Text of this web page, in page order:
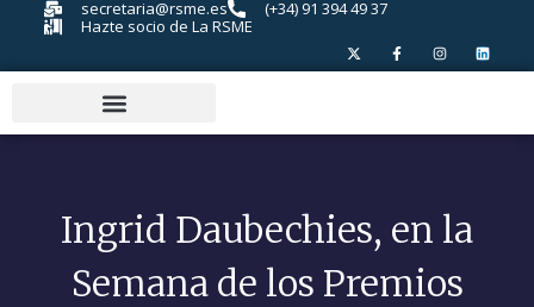
secretaria@rsme.es
(+34) 91 394 49 37
Hazte socio de La RSME
Ingrid Daubechies, en la
Semana de los Premios